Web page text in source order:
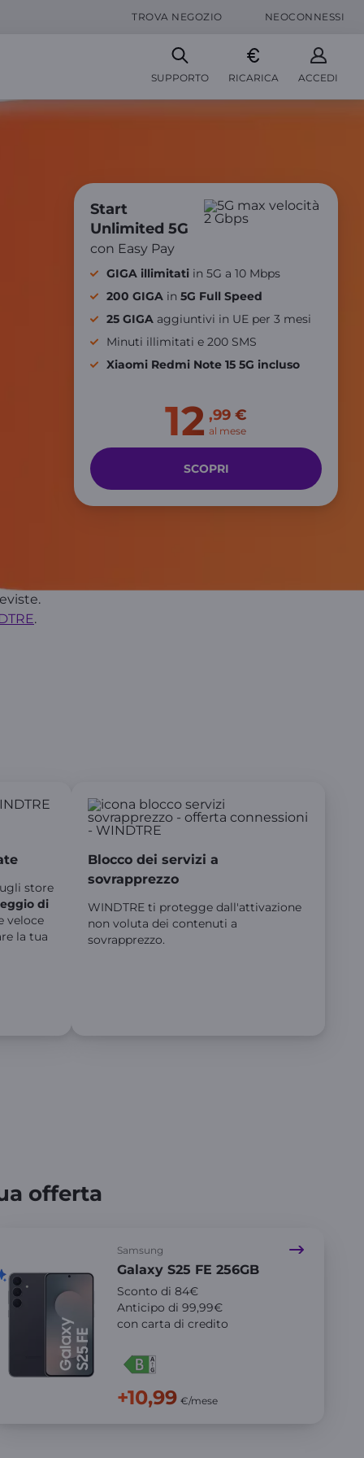
TROVA NEGOZIO NEOCONNESSI
SUPPORTO RICARICA ACCEDI
Start
Unlimited 5G
con Easy Pay
GIGA illimitati in 5G a 10 Mbps​
200 GIGA in 5G Full Speed
25 GIGA aggiuntivi in UE per 3 mesi
Minuti illimitati e 200 SMS
Xiaomi Redmi Note 15 5G incluso
12 ,99 €
al mese
SCOPRI
.
store
di
veloce
la tua
Blocco dei servizi a
sovrapprezzo
WINDTRE ti protegge dall'attivazione
non voluta dei contenuti a
sovrapprezzo.
offerta
Samsung
Galaxy S25 FE 256GB
Sconto di 84€
Anticipo di 99,99€
con carta di credito
+10,99 €/mese